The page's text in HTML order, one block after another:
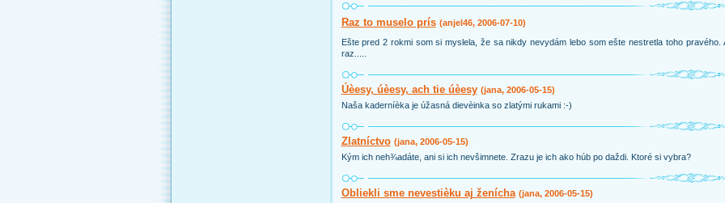
Raz to muselo prís (anjel46, 2006-07-10)
Ešte pred 2 rokmi som si myslela, že sa nikdy nevydám lebo som ešte nestretla toho pravého.
raz.....
Úèesy, úèesy, ach tie úèesy (jana, 2006-05-15)
Naša kaderníèka je úžasná dievèinka so zlatými rukami :-)
Zlatníctvo (jana, 2006-05-15)
Kým ich neh¾adáte, ani si ich nevšimnete. Zrazu je ich ako húb po daždi. Ktoré si vybra?
Obliekli sme nevestièku aj ženícha (jana, 2006-05-15)